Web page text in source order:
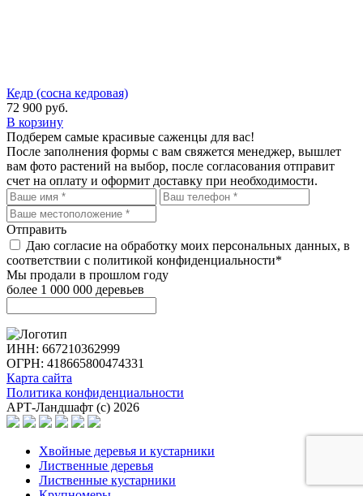
Кедр (сосна кедровая)
72 900 руб.
В корзину
Подберем самые красивые саженцы для вас!
После заполнения формы с вам свяжется менеджер, вышлет
вам фото растений на выбор, после согласования отправит
счет на оплату и оформит доставку при необходимости.
Отправить
Даю согласие на обработку моих персональных данных, в
соответствии с политикой конфиденциальности*
Мы продали в прошлом году
более 1 000 000 деревьев
ИНН: 667210362999
ОГРН: 418665800474331
Карта сайта
Политика конфиденциальности
АРТ-Ландшафт (с) 2026
Хвойные деревья и кустарники
Лиственные деревья
Лиственные кустарники